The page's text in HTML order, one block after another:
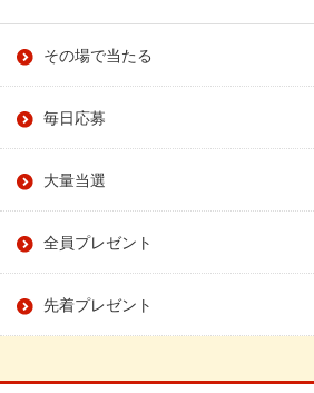
その場で当たる
毎日応募
大量当選
全員プレゼント
先着プレゼント